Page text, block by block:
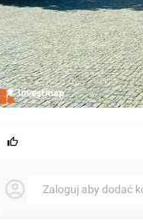
Zaloguj aby dodać